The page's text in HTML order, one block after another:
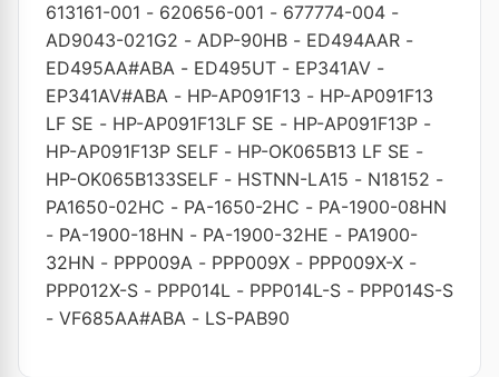
613161-001 - 620656-001 - 677774-004 -
AD9043-021G2 - ADP-90HB - ED494AAR -
ED495AA#ABA - ED495UT - EP341AV -
EP341AV#ABA - HP-AP091F13 - HP-AP091F13
LF SE - HP-AP091F13LF SE - HP-AP091F13P -
HP-AP091F13P SELF - HP-OK065B13 LF SE -
HP-OK065B133SELF - HSTNN-LA15 - N18152 -
PA1650-02HC - PA-1650-2HC - PA-1900-08HN
- PA-1900-18HN - PA-1900-32HE - PA1900-
32HN - PPP009A - PPP009X - PPP009X-X -
PPP012X-S - PPP014L - PPP014L-S - PPP014S-S
- VF685AA#ABA - LS-PAB90